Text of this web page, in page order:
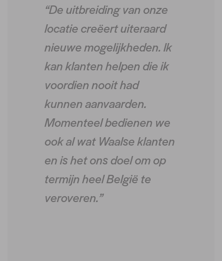
“De uitbreiding van onze
locatie creëert uiteraard
nieuwe mogelijkheden. Ik
kan klanten helpen die ik
voordien nooit had
kunnen aanvaarden.
Momenteel bedienen we
ook al wat Waalse klanten
en is het ons doel om op
termijn heel België te
veroveren.”